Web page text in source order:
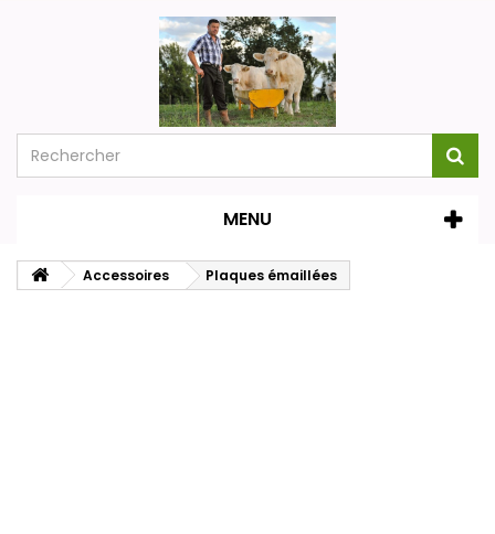
MENU
Accessoires Plaques émaillées